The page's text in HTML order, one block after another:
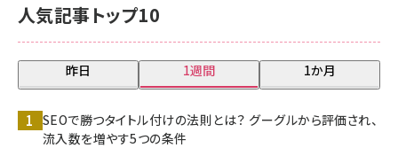
人気記事トップ10
昨日 1週間 1か月
SEOで勝つタイトル付けの法則とは？ グーグルから評価され、
流入数を増やす5つの条件